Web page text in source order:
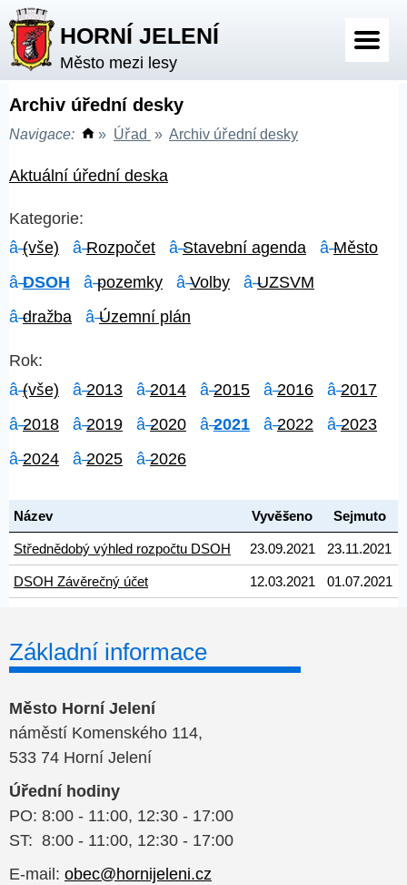
HORNÍ JELENÍ
Město mezi lesy
Archiv úřední desky
Navigace: » Úřad » Archiv úřední desky
Aktuální úřední deska
Kategorie:
(vše)
Rozpočet Stavební agenda
Město
DSOH
pozemky Volby
UZSVM
dražba
Územní plán
Rok:
(vše)
2013 2014 2015 2016
2017
2018
2019 2020 2021 2022
2023
2024
2025 2026
Název Vyvěšeno Sejmuto
Střednědobý výhled rozpočtu DSOH 23.09.2021 23.11.2021
DSOH Závěrečný účet 12.03.2021 01.07.2021
Základní informace
Město Horní Jelení
náměstí Komenského 114,
533 74 Horní Jelení
Úřední hodiny
PO: 8:00 - 11:00, 12:30 - 17:00
ST: 8:00 - 11:00, 12:30 - 17:00
E-mail: obec@hornijeleni.cz